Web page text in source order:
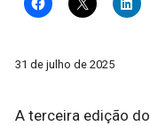
31 de julho de 2025
A terceira edição do